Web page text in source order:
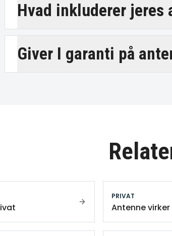
Hvad inkluderer jeres
Giver I garanti på
PRIVAT
Antenne